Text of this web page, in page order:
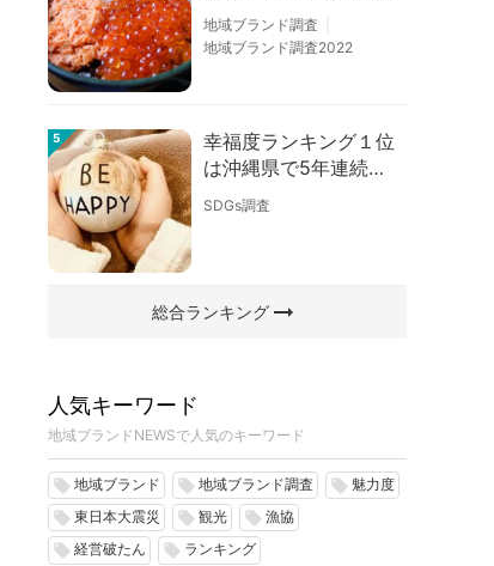
１位は北海道、３位は
大阪府、２位は〇〇
地域ブランド調査
地域ブランド調査2022
5
幸福度ランキング１位
は沖縄県で5年連続！
佐賀、愛知が順位上昇
【幸福度調査2026】
SDGs調査
総合ランキングarrow_right_alt
人気キーワード
地域ブランドNEWSで人気のキーワード
local_offer 地域ブランド local_offer 地域ブランド調査 local_offer 魅力度
local_offer 東日本大震災 local_offer 観光 local_offer 漁協
local_offer 経営破たん local_offer ランキング